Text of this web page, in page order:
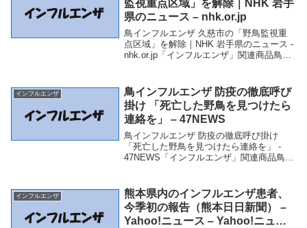
監視重点区域」を解除｜NHK 岩手
県のニュース – nhk.or.jp
鳥インフルエンザ 久慈市の「野鳥監視重
点区域」を解除｜NHK 岩手県のニュース -
nhk.or.jp「インフルエンザ」関連商品鳥イ
nhk.or.jp 鳥インフ...
インフルエンザ
鳥インフルエンザ 防疫の徹底呼び
掛け 「死亡した野鳥を見つけたら
連絡を」 – 47NEWS
鳥インフルエンザ 防疫の徹底呼び掛け
「死亡した野鳥を見つけたら連絡を」 -
47NEWS「インフルエンザ」関連商品鳥イ
鳥インフルエンザ 防疫の徹底呼び...
インフルエンザ
熊本県内のインフルエンザ患者、
今季初の報告（熊本日日新聞） –
Yahoo!ニュース – Yahoo!ニュー